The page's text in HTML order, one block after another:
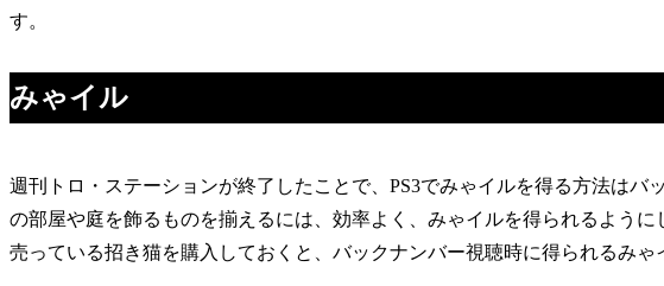
す。
みゃイル
週刊トロ・ステーションが終了したことで、PS3でみゃイルを得る方法はバ
の部屋や庭を飾るものを揃えるには、効率よく、みゃイルを得られるよう
売っている招き猫を購入しておくと、バックナンバー視聴時に得られるみゃ